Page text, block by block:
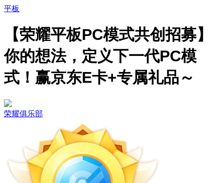
平板
【荣耀平板PC模式共创招募】
你的想法，定义下一代PC模
式！赢京东E卡+专属礼品～
荣耀俱乐部